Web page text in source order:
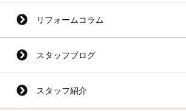
リフォームコラム
スタッフブログ
スタッフ紹介